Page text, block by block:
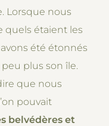
Lorsque nous
quels étaient les
été étonnés
plus son île.
que nous
pouvait
belvédères et